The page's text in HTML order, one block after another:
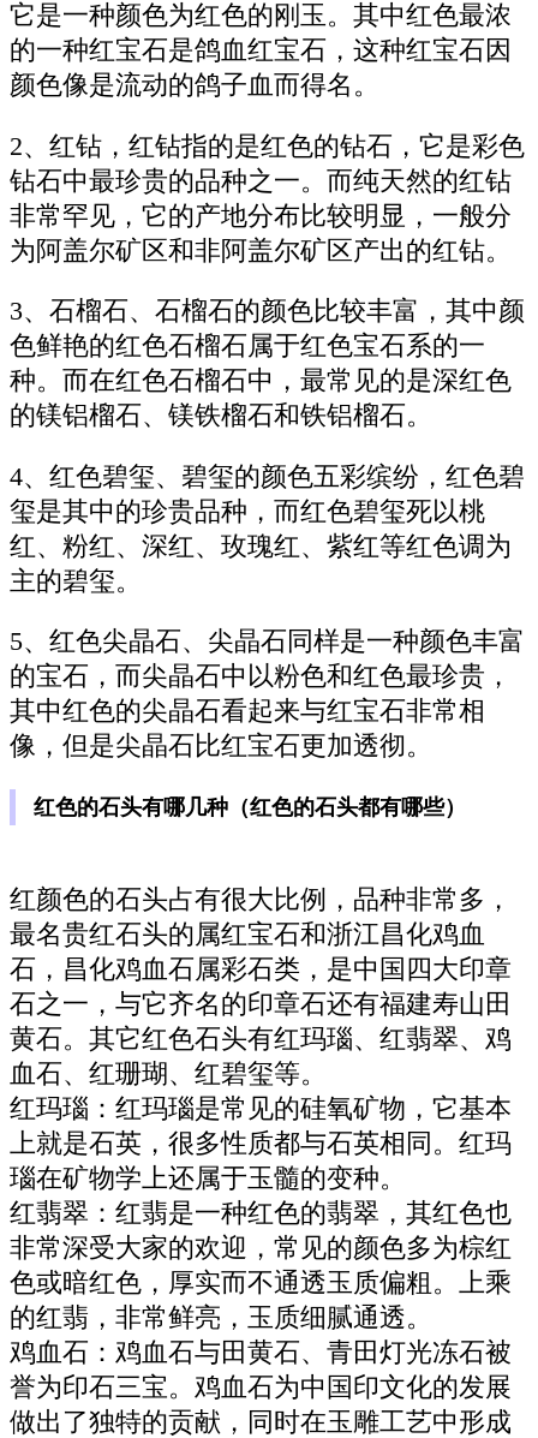
它是一种颜色为红色的刚玉。其中红色最浓
的一种红宝石是鸽血红宝石，这种红宝石因
颜色像是流动的鸽子血而得名。
2、红钻，红钻指的是红色的钻石，它是彩色
钻石中最珍贵的品种之一。而纯天然的红钻
非常罕见，它的产地分布比较明显，一般分
为阿盖尔矿区和非阿盖尔矿区产出的红钻。
3、石榴石、石榴石的颜色比较丰富，其中颜
色鲜艳的红色石榴石属于红色宝石系的一
种。而在红色石榴石中，最常见的是深红色
的镁铝榴石、镁铁榴石和铁铝榴石。
4、红色碧玺、碧玺的颜色五彩缤纷，红色碧
玺是其中的珍贵品种，而红色碧玺死以桃
红、粉红、深红、玫瑰红、紫红等红色调为
主的碧玺。
5、红色尖晶石、尖晶石同样是一种颜色丰富
的宝石，而尖晶石中以粉色和红色最珍贵，
其中红色的尖晶石看起来与红宝石非常相
像，但是尖晶石比红宝石更加透彻。
红色的石头有哪几种（红色的石头都有哪些）
红颜色的石头占有很大比例，品种非常多，
最名贵红石头的属红宝石和浙江昌化鸡血
石，昌化鸡血石属彩石类，是中国四大印章
石之一，与它齐名的印章石还有福建寿山田
黄石。其它红色石头有红玛瑙、红翡翠、鸡
血石、红珊瑚、红碧玺等。
红玛瑙：红玛瑙是常见的硅氧矿物，它基本
上就是石英，很多性质都与石英相同。红玛
瑙在矿物学上还属于玉髓的变种。
红翡翠：红翡是一种红色的翡翠，其红色也
非常深受大家的欢迎，常见的颜色多为棕红
色或暗红色，厚实而不通透玉质偏粗。上乘
的红翡，非常鲜亮，玉质细腻通透。
鸡血石：鸡血石与田黄石、青田灯光冻石被
誉为印石三宝。鸡血石为中国印文化的发展
做出了独特的贡献，同时在玉雕工艺中形成